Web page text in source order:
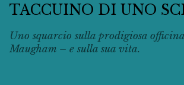
TACCUINO DI UNO
Uno squarcio sulla prodigiosa
Maugham – e sulla sua vita.